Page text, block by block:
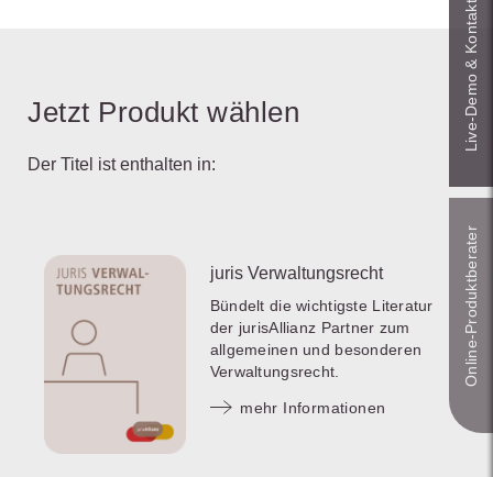
Jetzt Produkt wählen
Der Titel ist enthalten in:
juris Verwaltungsrecht
Bündelt die wichtigste Literatur
der jurisAllianz Partner zum
allgemeinen und besonderen
Verwaltungsrecht.
mehr Informationen
Live‑Demo & Kontakt
Online-Produkt­berater